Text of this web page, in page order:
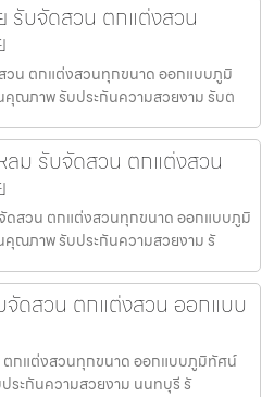
รับจัดสวน ตกแต่งสวน
วน ตกแต่งสวนทุกขนาด ออกแบบภูมิ
คุณภาพ รับประกันความสวยงาม รับต
ม รับจัดสวน ตกแต่งสวน
ดสวน ตกแต่งสวนทุกขนาด ออกแบบภูมิ
คุณภาพ รับประกันความสวยงาม รั
ดสวน ตกแต่งสวน ออกแบบ
ตกแต่งสวนทุกขนาด ออกแบบภูมิทัศน์
ระกันความสวยงาม นนทบุรี รั